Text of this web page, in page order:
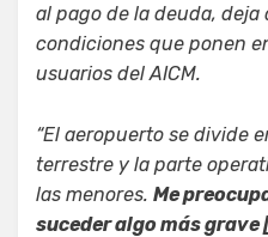
al pago de la deuda, deja
condiciones que ponen
usuarios del AICM.
“El aeropuerto se divide
terrestre y la parte
las menores. Me
suceder algo más